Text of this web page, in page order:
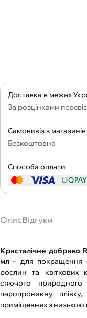
Доставка в межах
За розцінками
Самовивіз з магазинів
Безкоштовно
Способи оплати
ОписВідгуки
Кристалічне добриво
мл - для покращення
рослин та
сяючого
паропроникну
приміщеннях з низькою